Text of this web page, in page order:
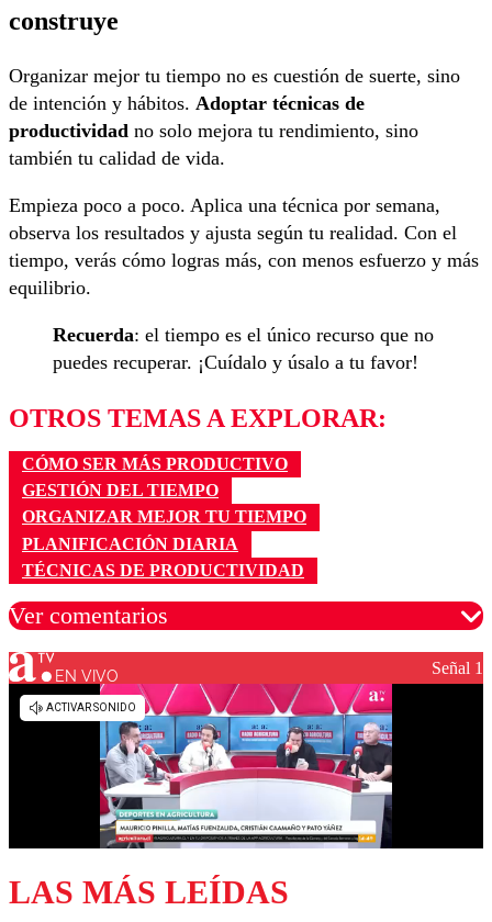
construye
Organizar mejor tu tiempo no es cuestión de suerte, sino
de intención y hábitos. Adoptar técnicas de
productividad no solo mejora tu rendimiento, sino
también tu calidad de vida.
Empieza poco a poco. Aplica una técnica por semana,
observa los resultados y ajusta según tu realidad. Con el
tiempo, verás cómo logras más, con menos esfuerzo y más
equilibrio.
Recuerda: el tiempo es el único recurso que no
puedes recuperar. ¡Cuídalo y úsalo a tu favor!
OTROS TEMAS A EXPLORAR:
CÓMO SER MÁS PRODUCTIVO
GESTIÓN DEL TIEMPO
ORGANIZAR MEJOR TU TIEMPO
PLANIFICACIÓN DIARIA
TÉCNICAS DE PRODUCTIVIDAD
Ver comentarios
Los comentarios son moderados para garantizar un
diálogo respetuoso.
EN VIVO Señal 1
LAS MÁS LEÍDAS